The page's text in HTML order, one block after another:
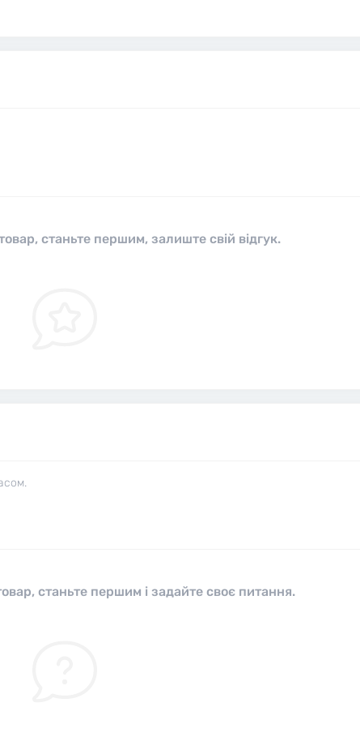
станьте першим, залиште свій відгук.
станьте першим і задайте своє питання.